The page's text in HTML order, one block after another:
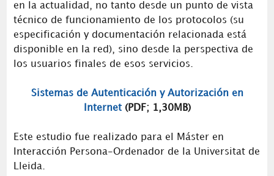
en la actualidad, no tanto desde un punto de vista
técnico de funcionamiento de los protocolos (su
especificación y documentación relacionada está
disponible en la red), sino desde la perspectiva de
los usuarios finales de esos servicios.
Sistemas de Autenticación y Autorización en
Internet(PDF; 1,30MB)
Este estudio fue realizado para el Máster en
Interacción Persona-Ordenador de la Universitat de
Lleida.